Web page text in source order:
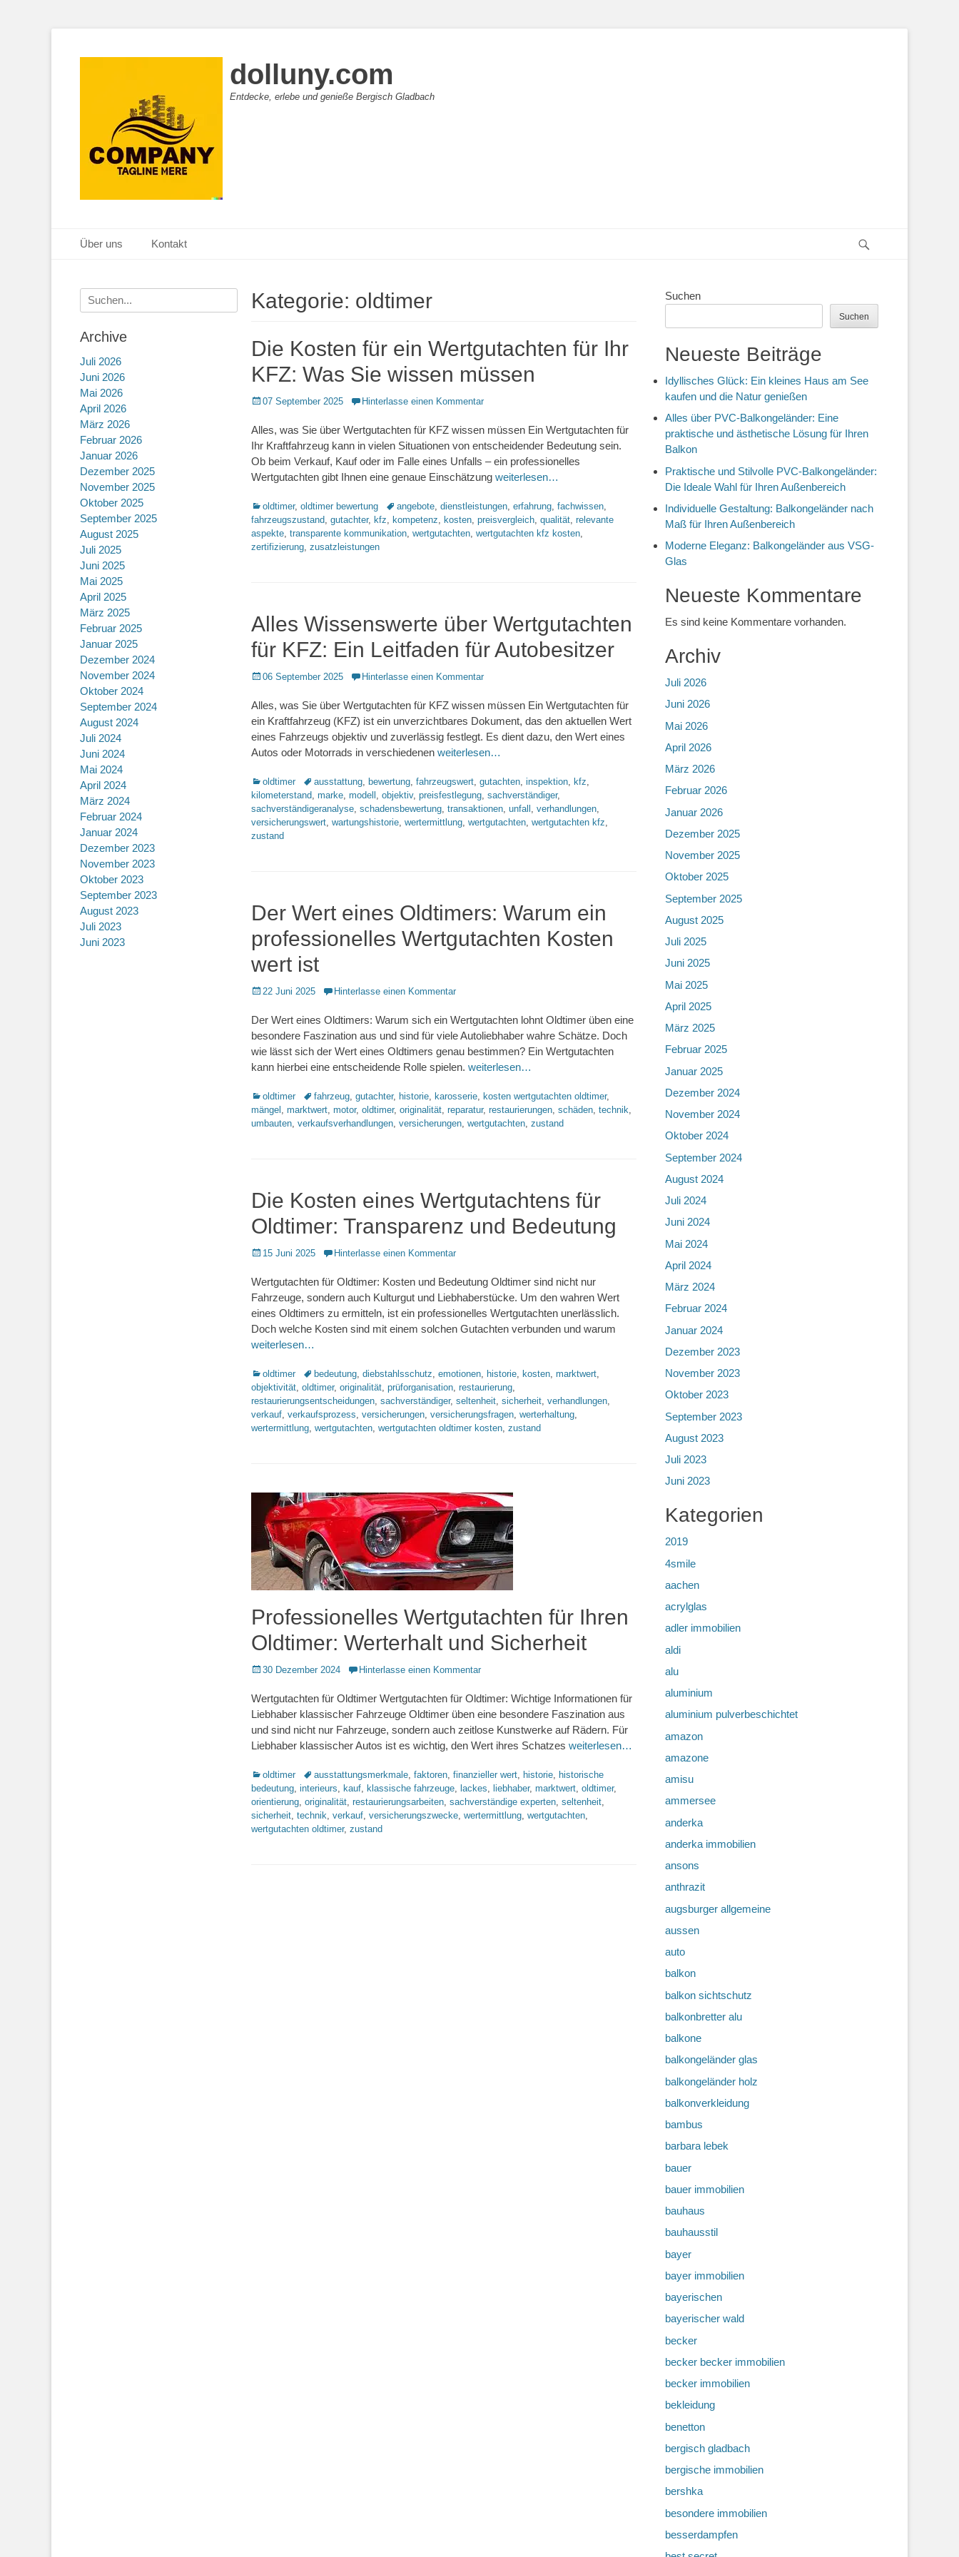
dolluny.com
Entdecke, erlebe und genieße Bergisch Gladbach
Primäres Menü
Zum
Inhalt
Über uns Kontakt
Kategorie: oldtimer
Die Kosten für ein Wertgutachten für Ihr
KFZ: Was Sie wissen müssen
Posted
07 September 2025 Hinterlasse einen Kommentar
Alles, was Sie über Wertgutachten für KFZ wissen müssen Ein Wertgutachten für
Ihr Kraftfahrzeug kann in vielen Situationen von entscheidender Bedeutung sein.
Ob beim Verkauf, Kauf oder im Falle eines Unfalls – ein professionelles
Wertgutachten gibt Ihnen eine genaue Einschätzung weiterlesen…
Kategorien
oldtimer, oldtimer bewertung Schlagworte
angebote, dienstleistungen, erfahrung, fachwissen,
fahrzeugszustand, gutachter, kfz, kompetenz, kosten, preisvergleich, qualität, relevante
aspekte, transparente kommunikation, wertgutachten, wertgutachten kfz kosten,
zertifizierung, zusatzleistungen
Alles Wissenswerte über Wertgutachten
für KFZ: Ein Leitfaden für Autobesitzer
Posted
06 September 2025 Hinterlasse einen Kommentar
Alles, was Sie über Wertgutachten für KFZ wissen müssen Ein Wertgutachten für
ein Kraftfahrzeug (KFZ) ist ein unverzichtbares Dokument, das den aktuellen Wert
eines Fahrzeugs objektiv und zuverlässig festlegt. Es dient dazu, den Wert eines
Autos oder Motorrads in verschiedenen weiterlesen…
Kategorien
oldtimer Schlagworte
ausstattung, bewertung, fahrzeugswert, gutachten, inspektion, kfz,
kilometerstand, marke, modell , objektiv, preisfestlegung, sachverständiger,
sachverständigeranalyse, schadensbewertung, transaktionen, unfall , verhandlungen,
versicherungswert, wartungshistorie, wertermittlung, wertgutachten, wertgutachten kfz,
zustand
Der Wert eines Oldtimers: Warum ein
professionelles Wertgutachten Kosten
wert ist
Posted
22 Juni 2025 Hinterlasse einen Kommentar
Der Wert eines Oldtimers: Warum sich ein Wertgutachten lohnt Oldtimer üben eine
besondere Faszination aus und sind für viele Autoliebhaber wahre Schätze. Doch
wie lässt sich der Wert eines Oldtimers genau bestimmen? Ein Wertgutachten
kann hierbei eine entscheidende Rolle spielen. weiterlesen…
Kategorien
oldtimer Schlagworte
fahrzeug, gutachter, historie, karosserie, kosten wertgutachten oldtimer,
mängel , marktwert, motor, oldtimer, originalität, reparatur, restaurierungen, schäden, technik,
umbauten, verkaufsverhandlungen, versicherungen, wertgutachten, zustand
Die Kosten eines Wertgutachtens für
Oldtimer: Transparenz und Bedeutung
Posted
15 Juni 2025 Hinterlasse einen Kommentar
Wertgutachten für Oldtimer: Kosten und Bedeutung Oldtimer sind nicht nur
Fahrzeuge, sondern auch Kulturgut und Liebhaberstücke. Um den wahren Wert
eines Oldtimers zu ermitteln, ist ein professionelles Wertgutachten unerlässlich.
Doch welche Kosten sind mit einem solchen Gutachten verbunden und warum
weiterlesen…
Kategorien
oldtimer Schlagworte
bedeutung, diebstahlsschutz, emotionen, historie, kosten, marktwert,
objektivität, oldtimer, originalität, prüforganisation, restaurierung,
restaurierungsentscheidungen, sachverständiger, seltenheit, sicherheit, verhandlungen,
verkauf, verkaufsprozess, versicherungen, versicherungsfragen, werterhaltung,
wertermittlung, wertgutachten, wertgutachten oldtimer kosten, zustand
Professionelles Wertgutachten für Ihren
Oldtimer: Werterhalt und Sicherheit
Posted
30 Dezember 2024 Hinterlasse einen Kommentar
Wertgutachten für Oldtimer Wertgutachten für Oldtimer: Wichtige Informationen für
Liebhaber klassischer Fahrzeuge Oldtimer üben eine besondere Faszination aus
und sind nicht nur Fahrzeuge, sondern auch zeitlose Kunstwerke auf Rädern. Für
Liebhaber klassischer Autos ist es wichtig, den Wert ihres Schatzes weiterlesen…
Kategorien
oldtimer Schlagworte
ausstattungsmerkmale, faktoren, finanzieller wert, historie, historische
bedeutung, interieurs, kauf, klassische fahrzeuge, lackes, liebhaber, marktwert, oldtimer,
orientierung, originalität, restaurierungsarbeiten, sachverständige experten, seltenheit,
sicherheit, technik, verkauf, versicherungszwecke, wertermittlung, wertgutachten,
wertgutachten oldtimer, zustand
Suchen
Suchen
Neueste Beiträge
Idyllisches Glück: Ein kleines Haus am See
kaufen und die Natur genießen
Alles über PVC-Balkongeländer: Eine
praktische und ästhetische Lösung für Ihren
Balkon
Praktische und Stilvolle PVC-Balkongeländer:
Die Ideale Wahl für Ihren Außenbereich
Individuelle Gestaltung: Balkongeländer nach
Maß für Ihren Außenbereich
Moderne Eleganz: Balkongeländer aus VSG-
Glas
Neueste Kommentare
Es sind keine Kommentare vorhanden.
Archiv
Juli 2026
Juni 2026
Mai 2026
April 2026
März 2026
Februar 2026
Januar 2026
Dezember 2025
November 2025
Oktober 2025
September 2025
August 2025
Juli 2025
Juni 2025
Mai 2025
April 2025
März 2025
Februar 2025
Januar 2025
Dezember 2024
November 2024
Oktober 2024
September 2024
August 2024
Juli 2024
Juni 2024
Mai 2024
April 2024
März 2024
Februar 2024
Januar 2024
Dezember 2023
November 2023
Oktober 2023
September 2023
August 2023
Juli 2023
Juni 2023
Kategorien
2019
4smile
aachen
acrylglas
adler immobilien
aldi
alu
aluminium
aluminium pulverbeschichtet
amazon
amazone
amisu
ammersee
anderka
anderka immobilien
ansons
anthrazit
augsburger allgemeine
aussen
auto
balkon
balkon sichtschutz
balkonbretter alu
balkone
balkongeländer glas
balkongeländer holz
balkonverkleidung
bambus
barbara lebek
bauer
bauer immobilien
bauhaus
bauhausstil
bayer
bayer immobilien
bayerischen
bayerischer wald
becker
becker becker immobilien
becker immobilien
bekleidung
benetton
bergisch gladbach
bergische immobilien
bershka
besondere immobilien
besserdampfen
Suche
nach:
Archive
Juli 2026
Juni 2026
Mai 2026
April 2026
März 2026
Februar 2026
Januar 2026
Dezember 2025
November 2025
Oktober 2025
September 2025
August 2025
Juli 2025
Juni 2025
Mai 2025
April 2025
März 2025
Februar 2025
Januar 2025
Dezember 2024
November 2024
Oktober 2024
September 2024
August 2024
Juli 2024
Juni 2024
Mai 2024
April 2024
März 2024
Februar 2024
Januar 2024
Dezember 2023
November 2023
Oktober 2023
September 2023
August 2023
Juli 2023
Juni 2023